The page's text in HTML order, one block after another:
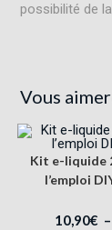
possibilité de
Vous
Kit e-liquide
l’emploi
10,90€ –